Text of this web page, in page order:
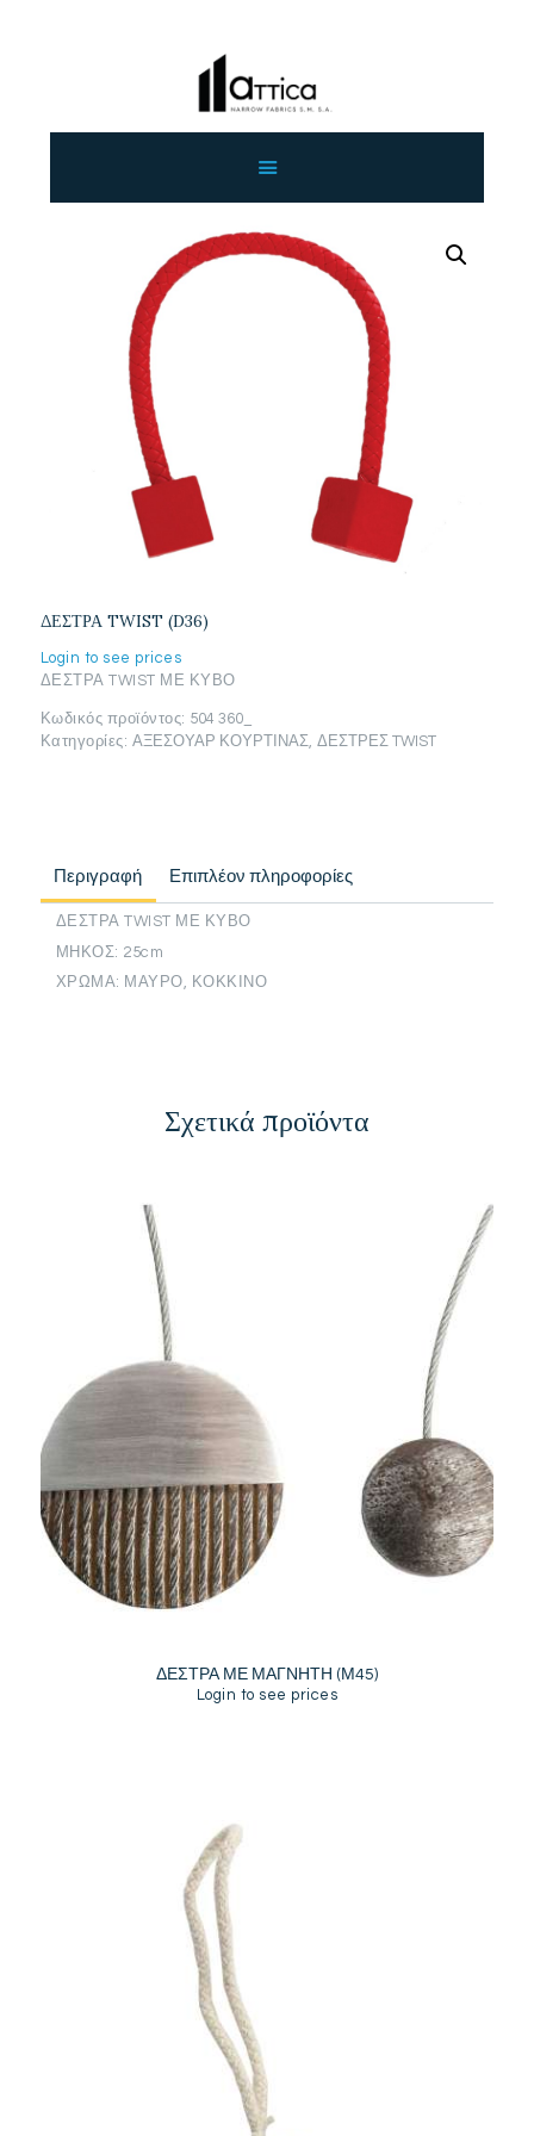
ΠΡΟΙΟΝΤΑ
ΕΠΙΚΟΙΝΩΝΙΑ
ΧΟΝΔΡΙΚΗ
ΕΛΛΗΝΙΚΆ
ΔΕΣΤΡΑ TWIST (D36)
Login to see prices
ΔΕΣΤΡΑ TWIST ΜΕ ΚΥΒΟ
Κωδικός προϊόντος: 504 360_
Κατηγορίες: ΑΞΕΣΟΥΑΡ ΚΟΥΡΤΙΝΑΣ ΔΕΣΤΡΕΣ TWIST
Περιγραφή Επιπλέον πληροφορίες
ΔΕΣΤΡΑ TWIST ΜΕ ΚΥΒΟ
ΜΗΚΟΣ: 25cm
ΧΡΩΜΑ: ΜΑΥΡΟ, ΚΟΚΚΙΝΟ
Σχετικά προϊόντα
ΔΕΣΤΡΑ ΜΕ ΜΑΓΝΗΤΗ (Μ45)
Login to see prices